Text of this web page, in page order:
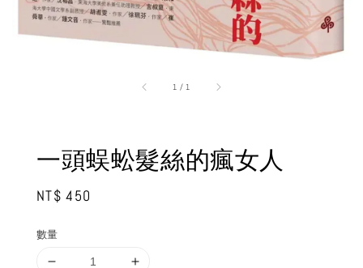
1 / 1
一頭蜈蚣髮絲的瘋女人
Regular
NT$ 450
數量